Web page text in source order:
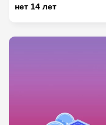
нет 14 лет